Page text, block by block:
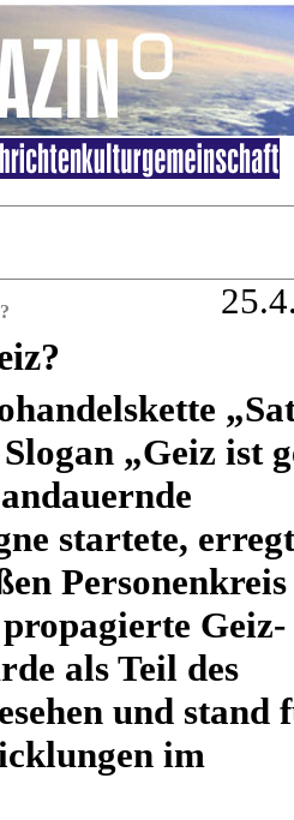
„Geiz ist
startete,
Personenkreis
Geiz-
als Teil des
und stand
im